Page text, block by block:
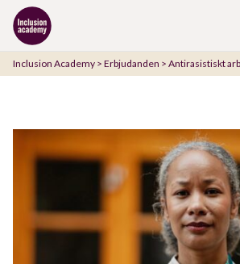
till
innehåll
Inclusion Academy > Erbjudanden > Antirasistiskt